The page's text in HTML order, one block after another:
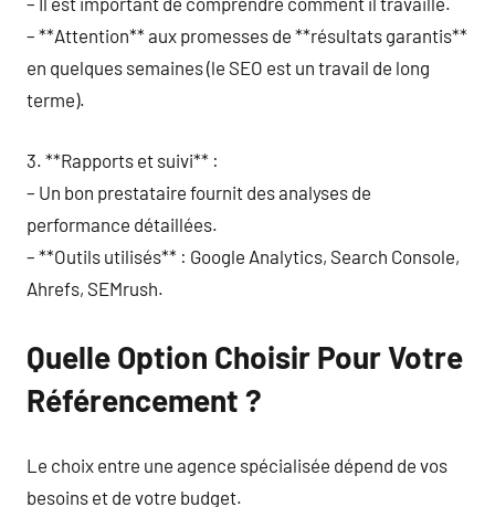
– **Attention** aux promesses de **résultats garantis**
en quelques semaines (le SEO est un travail de long
terme).
3. **Rapports et suivi** :
– Un bon prestataire fournit des analyses de
performance détaillées.
– **Outils utilisés** : Google Analytics, Search Console,
Ahrefs, SEMrush.
Quelle Option Choisir Pour Votre
Référencement ?
Le choix entre une agence spécialisée dépend de vos
besoins et de votre budget.